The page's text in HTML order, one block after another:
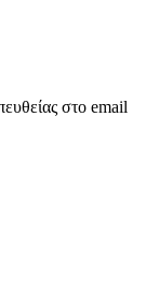
στο email